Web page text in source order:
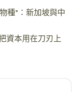
種”：新加坡與中
資本用在刀刃上